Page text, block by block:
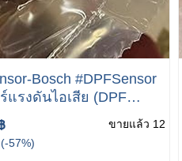
#DPFSensor
แรงดันไอเสีย (DPF
| เบนซ์ W204
W212 W218 W219
W639 ) SLK( R172 )
(-57%)
ขายแล้ว 12